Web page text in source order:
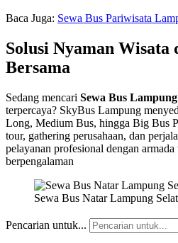
Baca Juga: Sewa Bus Pariwisata
Solusi Nyaman Wisata
Bersama
Sedang mencari Sewa Bus Lampung
terpercaya? SkyBus Lampung
Long, Medium Bus, hingga Big Bus
tour, gathering perusahaan, dan
pelayanan profesional dengan
berpengalaman
Sewa Bus Natar Lampung
Pencarian untuk...